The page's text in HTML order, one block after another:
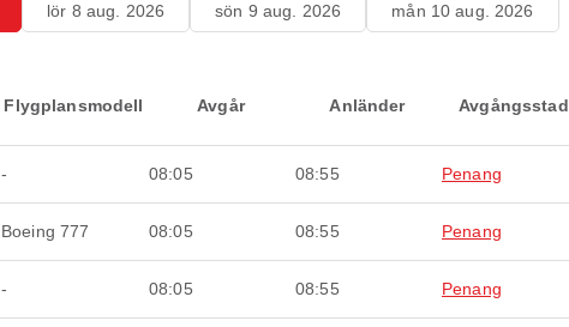
lör 8 aug. 2026 sön 9 aug. 2026 mån 10 aug. 2026
Flygplansmodell Avgår Anländer Avgångsstad
- 08:05 08:55 Penang
Boeing 777 08:05 08:55 Penang
- 08:05 08:55 Penang